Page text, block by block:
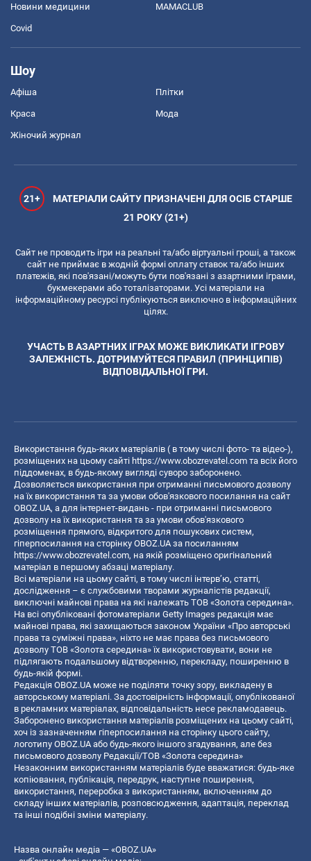
Новини медицини MAMACLUB
Covid
Шоу
Афіша Плітки
Краса Мода
Жіночий журнал
21+
МАТЕРІАЛИ САЙТУ ПРИЗНАЧЕНІ ДЛЯ ОСІБ СТАРШЕ
21 РОКУ (21+)
Сайт не проводить ігри на реальні та/або віртуальні гроші, а також
сайт не приймає в жодній формі оплату ставок та/або інших
платежів, які пов'язані/можуть бути пов'язані з азартними іграми,
букмекерами або тоталізаторами. Усі матеріали на
інформаційному ресурсі публікуються виключно в інформаційних
цілях.
УЧАСТЬ В АЗАРТНИХ ІГРАХ МОЖЕ ВИКЛИКАТИ ІГРОВУ
ЗАЛЕЖНІСТЬ. ДОТРИМУЙТЕСЯ ПРАВИЛ (ПРИНЦИПІВ)
ВІДПОВІДАЛЬНОЇ ГРИ.
Використання будь-яких матеріалів ( в тому числі фото- та відео-),
розміщених на цьому сайті https://www.obozrevatel.com та всіх його
піддоменах, в будь-якому вигляді суворо заборонено.
Дозволяється використання при отриманні письмового дозволу
на їх використання та за умови обов'язкового посилання на сайт
OBOZ.UA, а для інтернет-видань - при отриманні письмового
дозволу на їх використання та за умови обов'язкового
розміщення прямого, відкритого для пошукових систем,
гіперпосилання на сторінку OBOZ.UA за посиланням
https://www.obozrevatel.com, на якій розміщено оригінальний
матеріал в першому абзаці матеріалу.
Всі матеріали на цьому сайті, в тому числі інтерв’ю, статті,
дослідження – є службовими творами журналістів редакції,
виключні майнові права на які належать ТОВ «Золота середина».
На всі опубліковані фотоматеріали Getty Images редакція має
майнові права, які захищаються законом України «Про авторські
права та суміжні права», ніхто не має права без письмового
дозволу ТОВ «Золота середина» їх використовувати, вони не
підлягають подальшому відтворенню, перекладу, поширенню в
будь-якій формі.
Редакція OBOZ.UA може не поділяти точку зору, викладену в
авторському матеріалі. За достовірність інформації, опублікованої
в рекламних матеріалах, відповідальність несе рекламодавець.
Заборонено використання матеріалів розміщених на цьому сайті,
хоч із зазначенням гіперпосилання на сторінку цього сайту,
логотипу OBOZ.UA або будь-якого іншого згадування, але без
письмового дозволу Редакції/ТОВ «Золота середина»
Незаконним використанням матеріалів буде вважатися: будь-яке
копiювання, публiкацiя, передрук, наступне поширення,
використання, переробка з використанням, включенням до
складу інших матеріалів, розповсюдження, адаптація, переклад
та інші подібні зміни матеріалу.
Назва онлайн медіа — «OBOZ.UA»